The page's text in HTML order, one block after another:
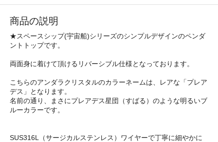
商品の説明
★スペースシップ(宇宙船)シリーズのシンプルデザインのペンダ
ントトップです。
両面身に着けて頂けるリバーシブル仕様となっております。
こちらのアンダラクリスタルのカラーネームは、レアな「プレア
デス」となります。
名前の通り、まさにプレアデス星団（すばる）のような明るいブ
ルーカラーです。
SUS316L（サージカルステンレス）ワイヤーで丁寧に細やかに